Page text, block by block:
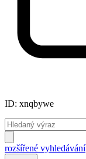
ID: xnqbywe
rozšířené vyhledávání